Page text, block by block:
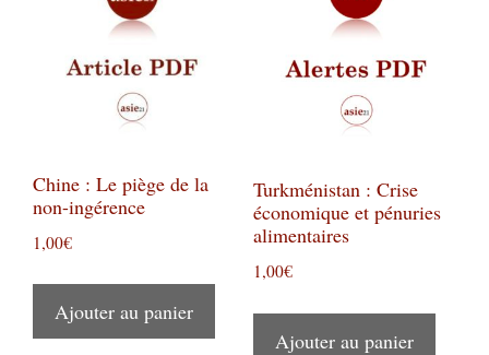
Chine : Le piège de la
non-ingérence
1,00€
Ajouter au panier
Turkménistan : Crise
économique et pénuries
alimentaires
1,00€
Ajouter au panier